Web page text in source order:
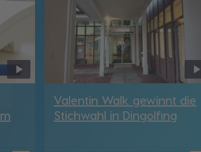
Valentin Walk gewinnt die
Stichwahl in Dingolfing